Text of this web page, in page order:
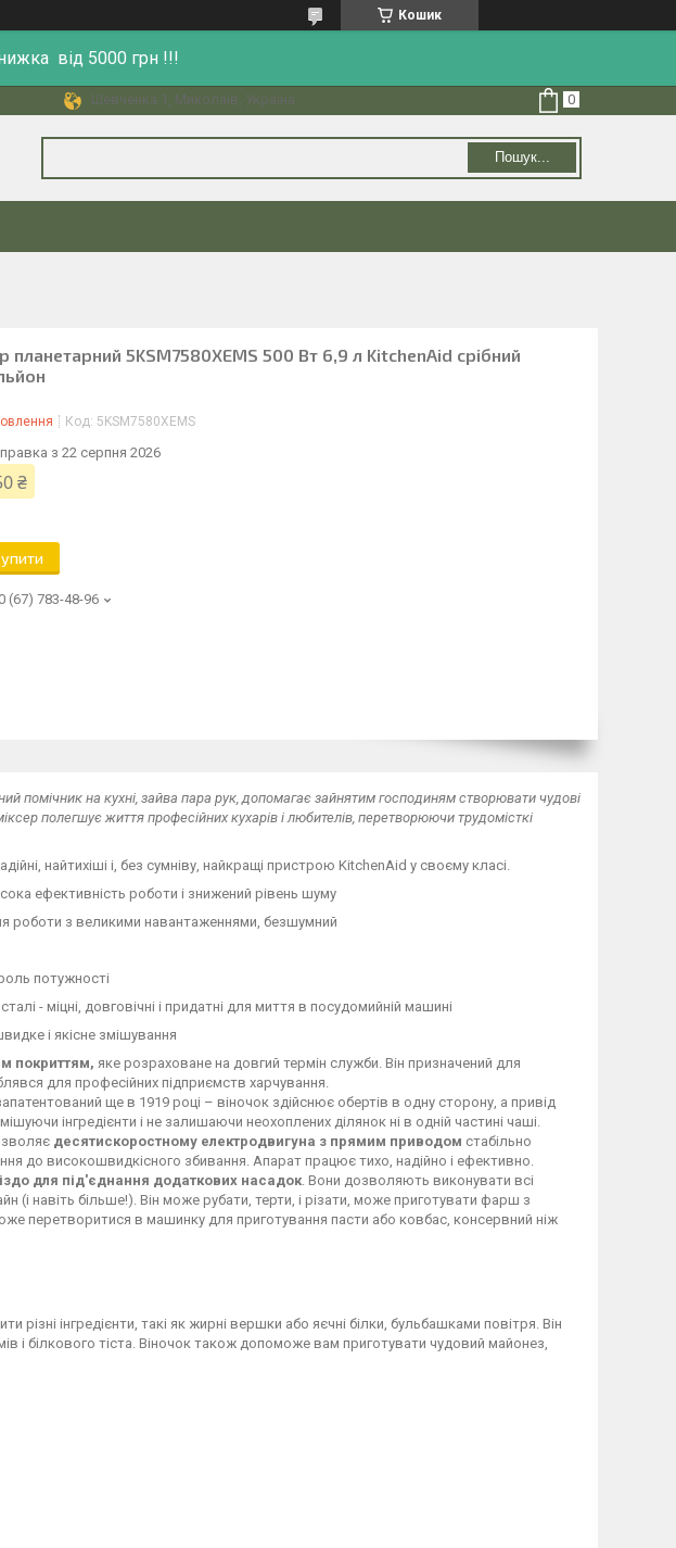
Кошик
від 5000 грн !!!
Шевченка 1, Миколаїв, Україна
Пошук...
планетарний 5KSM7580XEMS 500 Вт 6,9 л KitchenAid срібний
Код: 5KSM7580XEMS
з 22 серпня 2026
₴
(67) 783-48-96
помічник на кухні, зайва пара рук, допомагає зайнятим господиням створювати чудові
полегшує життя професійних кухарів і любителів, перетворюючи трудомісткі
найтихіші і, без сумніву, найкращі пристрою KitchenAid у своєму класі.
ефективність роботи і знижений рівень шуму
роботи з великими навантаженнями, безшумний
потужності
- міцні, довговічні і придатні для миття в посудомийній машині
і якісне змішування
покриттям, яке розраховане на довгий термін служби. Він призначений для
для професійних підприємств харчування.
ще в 1919 році – віночок здійснює обертів в одну сторону, а привід
інгредієнти і не залишаючи неохоплених ділянок ні в одній частині чаші.
десятискоростному електродвигуна з прямим приводом стабільно
до високошвидкісного збивання. Апарат працює тихо, надійно і ефективно.
для під'єднання додаткових насадок. Вони дозволяють виконувати всі
(і навіть більше!). Він може рубати, терти, і різати, може приготувати фарш з
перетворитися в машинку для приготування пасти або ковбас, консервний ніж
різні інгредієнти, такі як жирні вершки або яєчні білки, бульбашками повітря. Він
і білкового тіста. Віночок також допоможе вам приготувати чудовий майонез,